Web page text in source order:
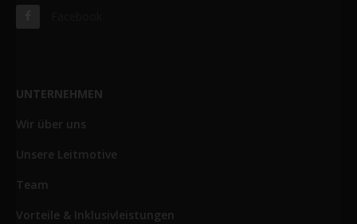
UNTERNEHMEN
Wir über uns
Unsere Leitmotive
Team
Vorteile & Inklusivleistungen